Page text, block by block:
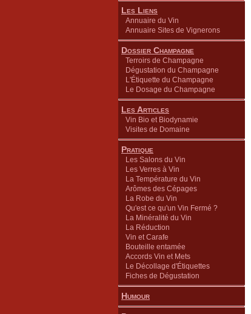
Les Liens
Annuaire du Vin
Annuaire Sites de Vignerons
Dossier Champagne
Terroirs de Champagne
Dégustation du Champagne
L'Étiquette du Champagne
Le Dosage du Champagne
Les Articles
Vin Bio et Biodynamie
Visites de Domaine
Pratique
Les Salons du Vin
Les Verres à Vin
La Température du Vin
Arômes des Cépages
La Robe du Vin
Qu'est ce qu'un Vin Fermé ?
La Minéralité du Vin
La Réduction
Vin et Carafe
Bouteille entamée
Accords Vin et Mets
Le Décollage d'Étiquettes
Fiches de Dégustation
Humour